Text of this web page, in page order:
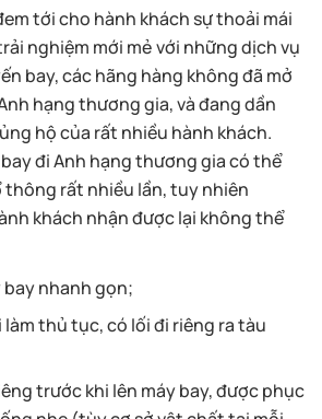
tới cho hành khách sự thoải mái
nghiệm mới mẻ với những dịch vụ
bay, các hãng hàng không đã mở
hạng thương gia, và đang dần
hộ của rất nhiều hành khách.
đi Anh hạng thương gia có thể
thông rất nhiều lần, tuy nhiên
khách nhận được lại không thể
nhanh gọn;
thủ tục, có lối đi riêng ra tàu
trước khi lên máy bay, được phục